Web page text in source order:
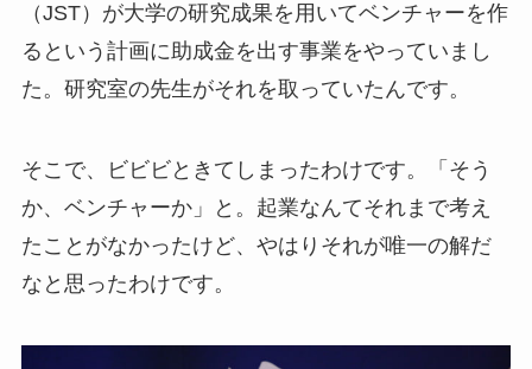
（JST）が大学の研究成果を用いてベンチャーを作
るという計画に助成金を出す事業をやっていまし
た。研究室の先生がそれを取っていたんです。
そこで、ビビビときてしまったわけです。「そう
か、ベンチャーか」と。起業なんてそれまで考え
たことがなかったけど、やはりそれが唯一の解だ
なと思ったわけです。